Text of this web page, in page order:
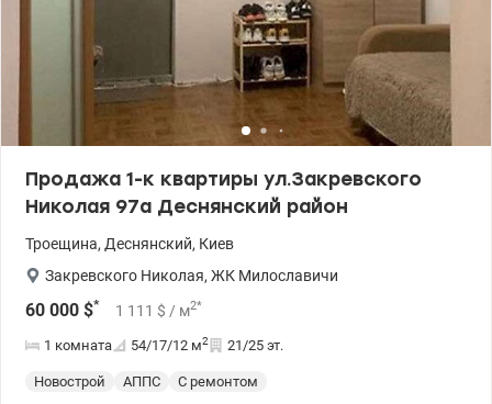
Продажа 1-к квартиры ул.Закревского
Николая 97а Деснянский район
Троещина, Деснянский, Киев
Закревского Николая, ЖК Милославичи
60 000 $* 1 111 $ / м2*
1 комната 54/17/12 м2 21/25 эт.
Новострой АППС
С ремонтом